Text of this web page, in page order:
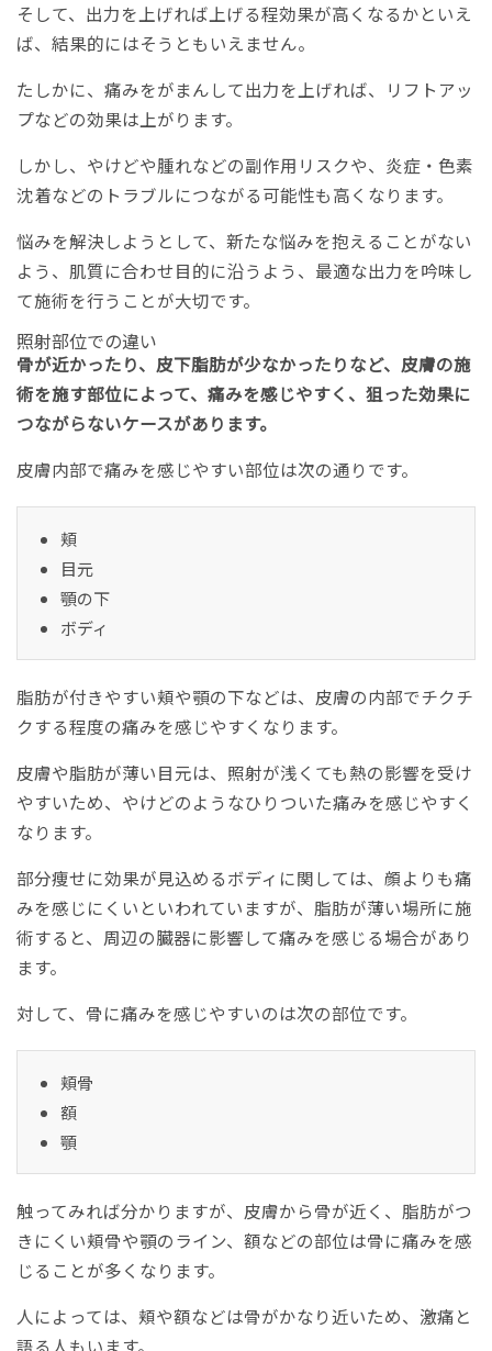
そして、出力を上げれば上げる程効果が高くなるかといえ
ば、結果的にはそうともいえません。
たしかに、痛みをがまんして出力を上げれば、リフトアッ
プなどの効果は上がります。
しかし、やけどや腫れなどの副作用リスクや、炎症・色素
沈着などのトラブルにつながる可能性も高くなります。
悩みを解決しようとして、新たな悩みを抱えることがない
よう、肌質に合わせ目的に沿うよう、最適な出力を吟味し
て施術を行うことが大切です。
照射部位での違い
骨が近かったり、皮下脂肪が少なかったりなど、皮膚の施
術を施す部位によって、痛みを感じやすく、狙った効果に
つながらないケースがあります。
皮膚内部で痛みを感じやすい部位は次の通りです。
頬
目元
顎の下
ボディ
脂肪が付きやすい頬や顎の下などは、皮膚の内部でチクチ
クする程度の痛みを感じやすくなります。
皮膚や脂肪が薄い目元は、照射が浅くても熱の影響を受け
やすいため、やけどのようなひりついた痛みを感じやすく
なります。
部分痩せに効果が見込めるボディに関しては、顔よりも痛
みを感じにくいといわれていますが、脂肪が薄い場所に施
術すると、周辺の臓器に影響して痛みを感じる場合があり
ます。
対して、骨に痛みを感じやすいのは次の部位です。
頬骨
額
顎
触ってみれば分かりますが、皮膚から骨が近く、脂肪がつ
きにくい頬骨や顎のライン、額などの部位は骨に痛みを感
じることが多くなります。
人によっては、頬や額などは骨がかなり近いため、激痛と
語る人もいます。